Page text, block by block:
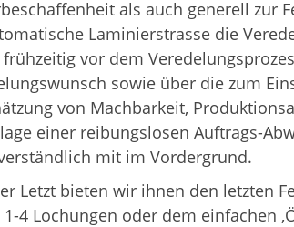
als auch generell zur
Laminierstrasse die
frühzeitig vor dem
sowie über die zum
von Machbarkeit,
einer reibungslosen Auftrags-
mit im Vordergrund.
Letzt bieten wir ihnen den letzten
1-4 Lochungen oder dem einfachen